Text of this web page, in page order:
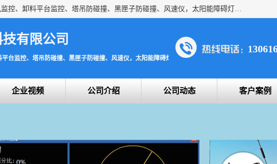
上海宇叶电子科技有限公司是吊钩视频监控、升降机监控、卸料平台监控、塔吊防碰撞、黑匣子防碰撞、风速仪，太阳能障碍灯安全提示灯等一系列升降机的常用配件产品专业研发生产加工的公司，拥有完整、科学的质量管理体系。
有限公司
台监控、塔吊防碰撞、黑匣子防碰撞、风速仪，太阳能障碍灯安全提示灯
企业视频 公司介绍 公司动态 客户案例